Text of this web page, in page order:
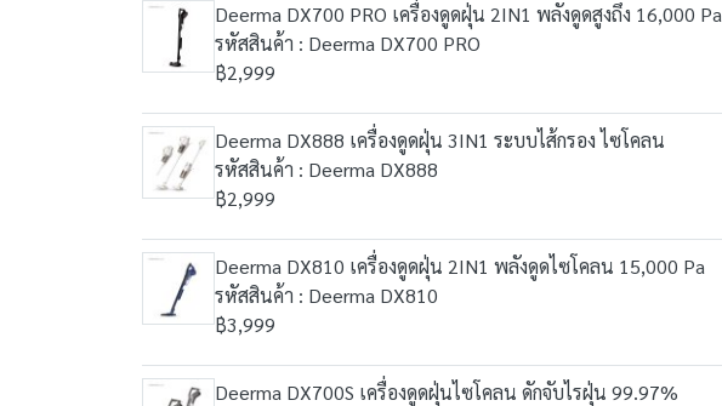
Deerma DX700 PRO เครื่องดูดฝุ่น 2IN1 พลังดูดสูงถึง 16,000 Pa
รหัสสินค้า : Deerma DX700 PRO
฿2,999
Deerma DX888 เครื่องดูดฝุ่น 3IN1 ระบบไส้กรอง ไซโคลน
รหัสสินค้า : Deerma DX888
฿2,999
Deerma DX810 เครื่องดูดฝุ่น 2IN1 พลังดูดไซโคลน 15,000 Pa
รหัสสินค้า : Deerma DX810
฿3,999
Deerma DX700S เครื่องดูดฝุ่นไซโคลน ดักจับไรฝุ่น 99.97%